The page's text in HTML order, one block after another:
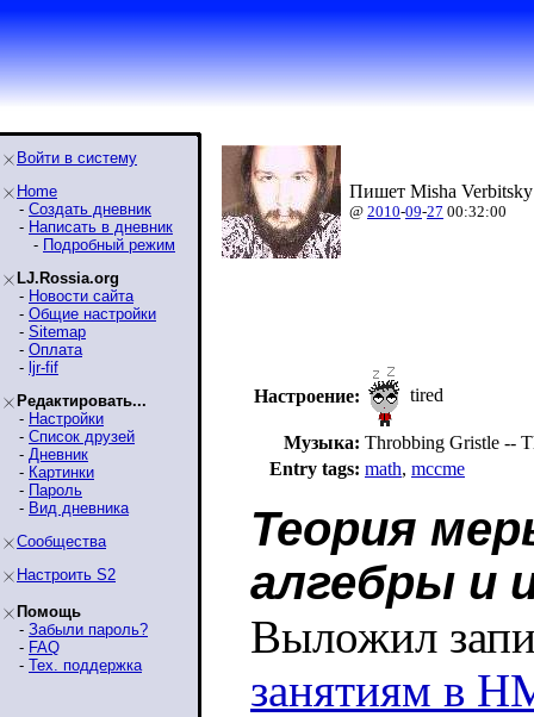
Войти в систему
Home
- Создать дневник
- Написать в дневник
- Подробный режим
LJ.Rossia.org
- Новости сайта
- Общие настройки
- Sitemap
- Оплата
- ljr-fif
Редактировать...
- Настройки
- Список друзей
- Дневник
- Картинки
- Пароль
- Вид дневника
Сообщества
Настроить S2
Помощь
- Забыли пароль?
- FAQ
- Тех. поддержка
Пишет Misha
@ 2010-09-27 00:32:00
Настроение: tired
Музыка: Throbbing Gristle --
Entry tags: math, mccme
Теория
алгебры и
Выложил
занятиям в